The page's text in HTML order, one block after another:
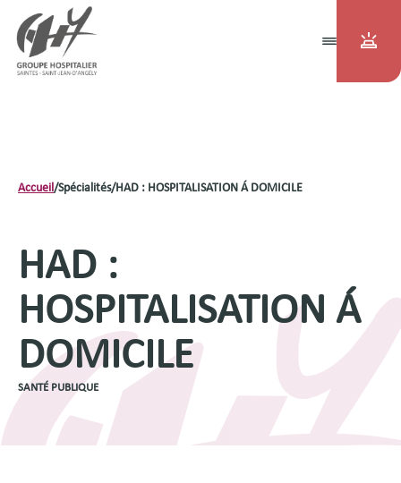
Accueil /Spécialités/HAD : HOSPITALISATION Á DOMICILE
HAD :
HOSPITALISATION Á
DOMICILE
SANTÉ PUBLIQUE